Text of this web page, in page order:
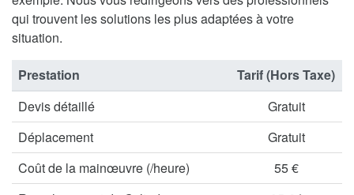
qui trouvent les solutions les plus adaptées à votre
situation.
Prestation
Tarif (Hors Taxe)
Devis détaillé
Gratuit
Déplacement
Gratuit
Coût de la mainœuvre (/heure)
55 €